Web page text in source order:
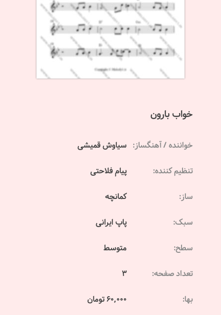
خواب بارون
خواننده / آهنگساز: سیاوش قمیشی
تنظیم کننده: پیام فلاحتی
ساز: کمانچه
سبک: پاپ ایرانی
سطح: متوسط
تعداد صفحه: 3
بها: 60,000 تومان